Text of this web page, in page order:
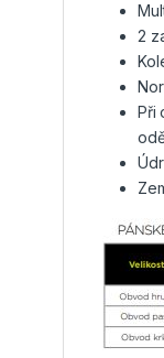
2
Při